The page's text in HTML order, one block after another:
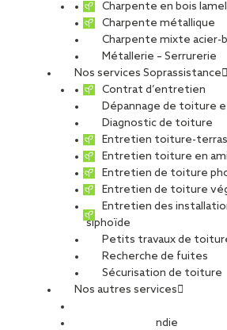
Charpente en bois
Charpente métallique
Charpente mixte acier-
Métallerie – Serrurerie
Nos services Soprassistance
Contrat d’entretien
Dépannage de toiture
Diagnostic de toiture
Entretien toiture-
Entretien toiture en
Entretien de toiture
Entretien de toiture
Entretien des
siphoïde
Petits travaux de
Recherche de fuites
Sécurisation de toiture
Nos autres services
Sécurité Incendie